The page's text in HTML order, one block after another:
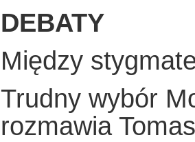
DEBATY
Między
Trudny wybór
rozmawia